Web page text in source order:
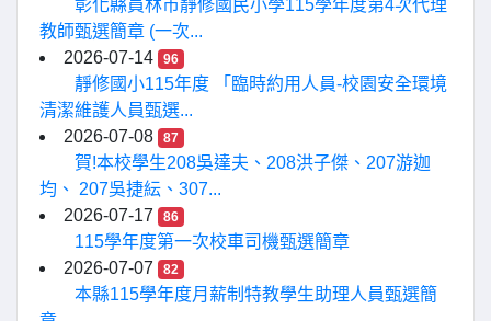
彰化縣員林市靜修國民小學115學年度第4次代理
教師甄選簡章 (一次...
2026-07-14
96
靜修國小115年度 「臨時約用人員-校園安全環境
清潔維護人員甄選...
2026-07-08
87
賀!本校學生208吳達夫、208洪子傑、207游迦
均、 207吳捷紜、307...
2026-07-17
86
115學年度第一次校車司機甄選簡章
2026-07-07
82
本縣115學年度月薪制特教學生助理人員甄選簡